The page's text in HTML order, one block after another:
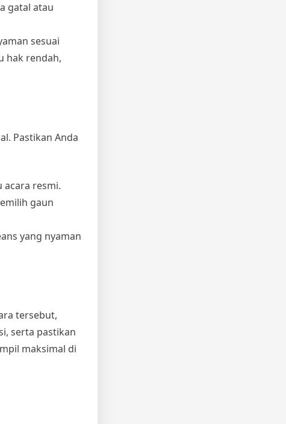
gatal atau
sesuai
hak rendah,
Pastikan Anda
acara resmi.
gaun
yang nyaman
tersebut,
serta pastikan
maksimal di